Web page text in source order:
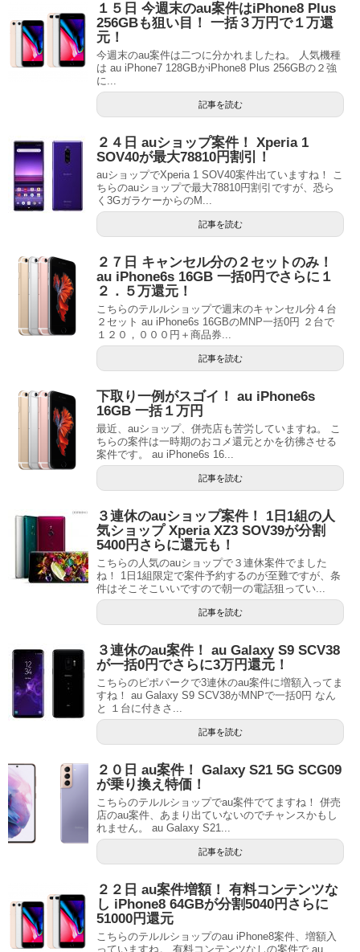
１５日 今週末のau案件はiPhone8 Plus
256GBも狙い目！ 一括３万円で１万還
元！
今週末のau案件は二つに分かれましたね。 人気機種
は au iPhone7 128GBかiPhone8 Plus 256GBの２強
に...
記事を読む
２４日 auショップ案件！ Xperia 1
SOV40が最大78810円割引！
auショップでXperia 1 SOV40案件出ていますね！ こ
ちらのauショップで最大78810円割引ですが、恐ら
く3GガラケーからのM...
記事を読む
２７日 キャンセル分の２セットのみ！
au iPhone6s 16GB 一括0円でさらに１
２．５万還元！
こちらのテルルショップで週末のキャンセル分４台
２セット au iPhone6s 16GBのMNP一括0円 ２台で
１２０，０００円＋商品券...
記事を読む
下取り一例がスゴイ！ au iPhone6s
16GB 一括１万円
最近、auショップ、併売店も苦労していますね。 こ
ちらの案件は一時期のおコメ還元とかを彷彿させる
案件です。 au iPhone6s 16...
記事を読む
３連休のauショップ案件！ 1日1組の人
気ショップ Xperia XZ3 SOV39が分割
5400円さらに還元も！
こちらの人気のauショップで３連休案件でました
ね！ 1日1組限定で案件予約するのが至難ですが、条
件はそこそこいいですので朝一の電話狙ってい...
記事を読む
３連休のau案件！ au Galaxy S9 SCV38
が一括0円でさらに3万円還元！
こちらのピポパークで3連休のau案件に増額入ってま
すね！ au Galaxy S9 SCV38がMNPで一括0円 なん
と １台に付きさ...
記事を読む
２０日 au案件！ Galaxy S21 5G SCG09
が乗り換え特価！
こちらのテルルショップでau案件でてますね！ 併売
店のau案件、あまり出ていないのでチャンスかもし
れません。 au Galaxy S21...
記事を読む
２２日 au案件増額！ 有料コンテンツな
し iPhone8 64GBが分割5040円さらに
51000円還元
こちらのテルルショップのau iPhone8案件、増額入
っていますね。 有料コンテンツなしの案件で au